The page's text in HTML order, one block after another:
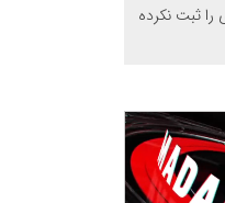
را ثبت نکرده